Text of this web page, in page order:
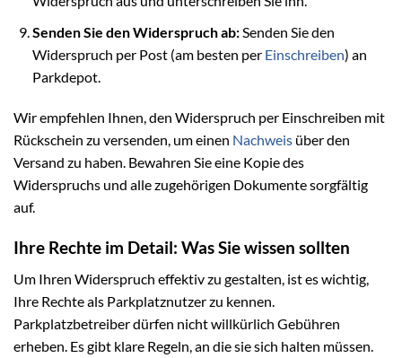
Senden Sie den Widerspruch ab:Senden Sie den
Widerspruch per Post (am besten per Einschreiben) an
Parkdepot.
Wir empfehlen Ihnen, den Widerspruch per Einschreiben mit
Rückschein zu versenden, um einen Nachweis über den
Versand zu haben. Bewahren Sie eine Kopie des
Widerspruchs und alle zugehörigen Dokumente sorgfältig
auf.
Ihre Rechte im Detail: Was Sie wissen sollten
Um Ihren Widerspruch effektiv zu gestalten, ist es wichtig,
Ihre Rechte als Parkplatznutzer zu kennen.
Parkplatzbetreiber dürfen nicht willkürlich Gebühren
erheben. Es gibt klare Regeln, an die sie sich halten müssen.